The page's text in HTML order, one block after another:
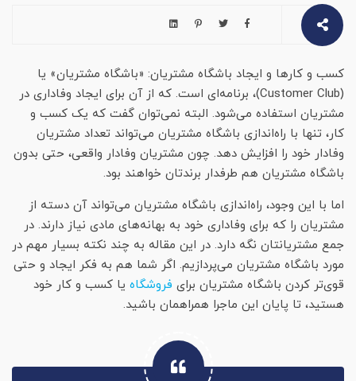
کسب و کارها و ایجاد باشگاه مشتریان: «باشگاه مشتریان» یا
(Customer Club)، برنامه‌ای است. که از آن برای ایجاد وفاداری در
مشتریان استفاده می‌شود. البته نمی‌توان گفت که یک کسب و
کار، تنها با راه‌اندازی باشگاه مشتریان می‌تواند تعداد مشتریان
وفادار خود را افزایش دهد. چون مشتریان وفادار واقعی، حتی بدون
باشگاه مشتریان هم طرفدار برندتان خواهند بود.
اما با این وجود، راه‌اندازی باشگاه مشتریان می‌تواند آن دسته از
مشتریان را که برای وفاداری خود به بهانه‌های مادی نیاز دارند. در
جمع مشتریانتان نگه دارد. در این مقاله به چند نکته بسیار مهم در
مورد باشگاه مشتریان می‌پردازیم. اگر شما هم به فکر ایجاد و حتی
قوی‌تر کردن باشگاه مشتریان برای فروشگاه یا کسب و کار خود
هستید، تا پایان این ماجرا همراهمان باشید.